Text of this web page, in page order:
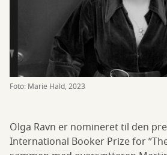
Foto: Marie Hald, 2023
Olga Ravn er nomineret til den
International Booker Prize for